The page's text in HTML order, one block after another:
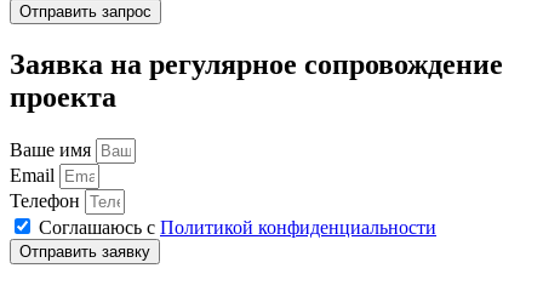
Отправить запрос
Заявка на регулярное сопровождение
проекта
Ваше имя
Email
Телефон
Соглашаюсь с Политикой конфиденциальности
Отправить заявку